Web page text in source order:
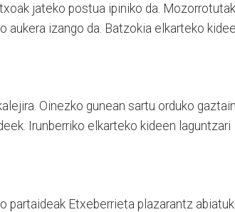
jateko postua ipiniko da.
aukera izango da. Batzokia elkarteko
Oinezko gunean sartu orduko
Irunberriko elkarteko kideen laguntzari
partaideak Etxeberrieta plazarantz